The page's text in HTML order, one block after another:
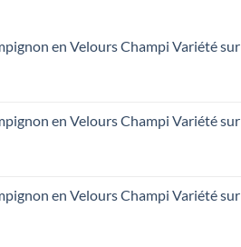
en Velours Champi Variété sur
en Velours Champi Variété sur
en Velours Champi Variété sur